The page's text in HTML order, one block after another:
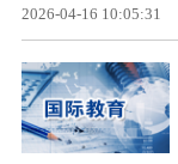
2026-04-16 10:05:31